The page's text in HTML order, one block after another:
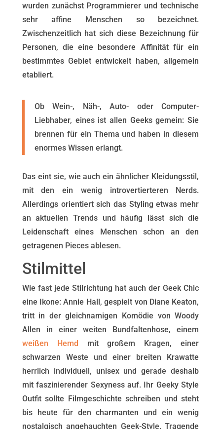
wurden zunächst Programmierer und technische
sehr affine Menschen so bezeichnet.
Zwischenzeitlich hat sich diese Bezeichnung für
Personen, die eine besondere Affinität für ein
bestimmtes Gebiet entwickelt haben, allgemein
etabliert.
Ob Wein-, Näh-, Auto- oder Computer-
Liebhaber, eines ist allen Geeks gemein: Sie
brennen für ein Thema und haben in diesem
enormes Wissen erlangt.
Das eint sie, wie auch ein ähnlicher Kleidungsstil,
mit den ein wenig introvertierteren Nerds.
Allerdings orientiert sich das Styling etwas mehr
an aktuellen Trends und häufig lässt sich die
Leidenschaft eines Menschen schon an den
getragenen Pieces ablesen.
Stilmittel
Wie fast jede Stilrichtung hat auch der Geek Chic
eine Ikone: Annie Hall, gespielt von Diane Keaton,
tritt in der gleichnamigen Komödie von Woody
Allen in einer weiten Bundfaltenhose, einem
weißen Hemd mit großem Kragen, einer
schwarzen Weste und einer breiten Krawatte
herrlich individuell, unisex und gerade deshalb
mit faszinierender Sexyness auf. Ihr Geeky Style
Outfit sollte Filmgeschichte schreiben und steht
bis heute für den charmanten und ein wenig
nostalgisch angehauchten Geek-Style. Tragende